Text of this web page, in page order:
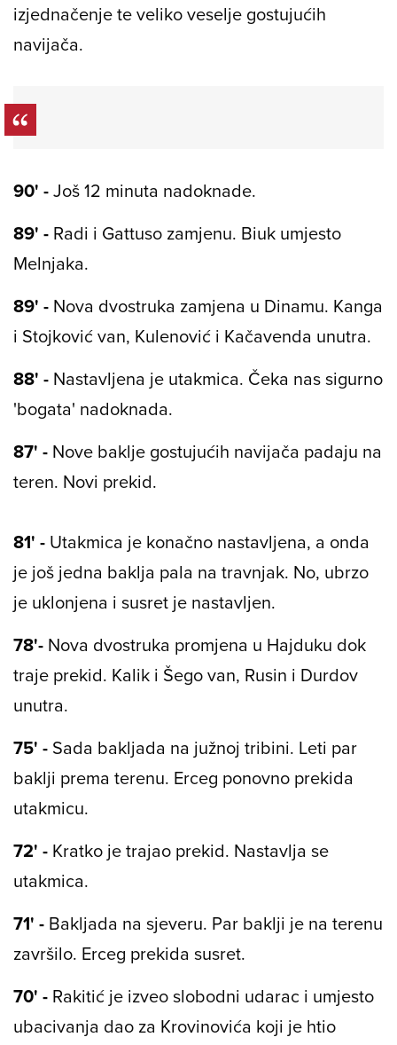
izjednačenje te veliko veselje gostujućih
navijača.
90' -Još 12 minuta nadoknade.
89' - Radi i Gattuso zamjenu. Biuk umjesto
Melnjaka.
89' - Nova dvostruka zamjena u Dinamu. Kanga
i Stojković van, Kulenović i Kačavenda unutra.
88' - Nastavljena je utakmica. Čeka nas sigurno
'bogata' nadoknada.
87' - Nove baklje gostujućih navijača padaju na
teren. Novi prekid.
81' - Utakmica je konačno nastavljena, a onda
je još jedna baklja pala na travnjak. No, ubrzo
je uklonjena i susret je nastavljen.
78'- Nova dvostruka promjena u Hajduku dok
traje prekid. Kalik i Šego van, Rusin i Durdov
unutra.
75' - Sada bakljada na južnoj tribini. Leti par
baklji prema terenu. Erceg ponovno prekida
utakmicu.
72' - Kratko je trajao prekid. Nastavlja se
utakmica.
71' - Bakljada na sjeveru. Par baklji je na terenu
završilo. Erceg prekida susret.
70' - Rakitić je izveo slobodni udarac i umjesto
ubacivanja dao za Krovinovića koji je htio